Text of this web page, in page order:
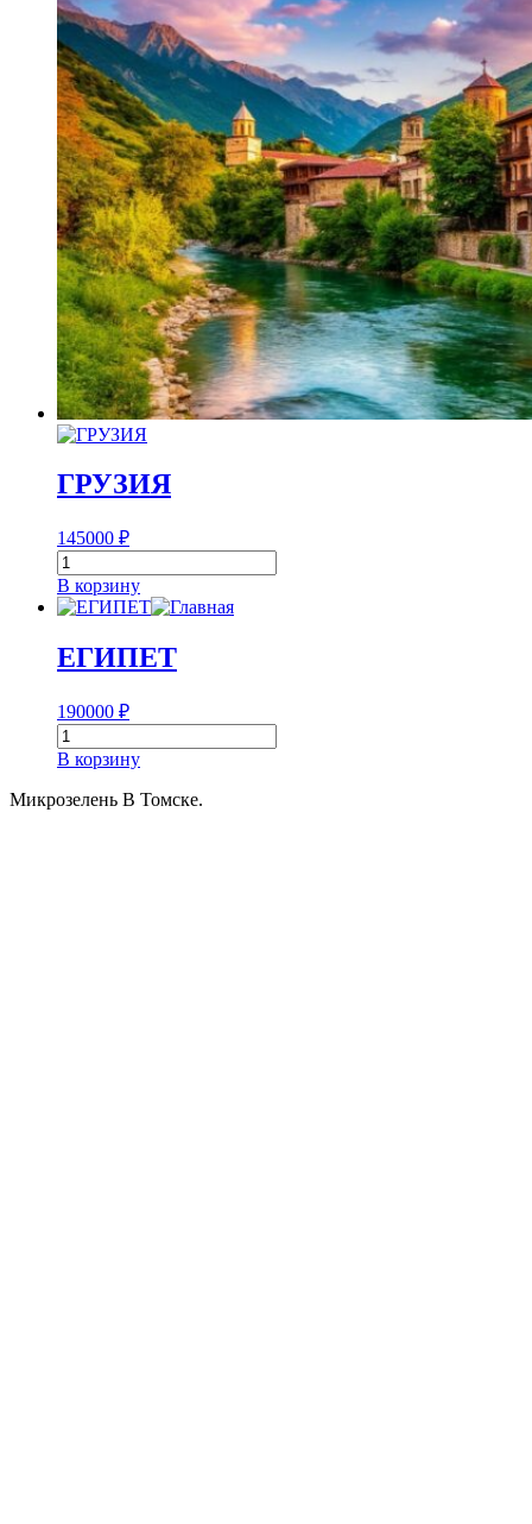
ГРУЗИЯ
145000 ₽
Количество
товара
ГРУЗИЯ
В корзину
ЕГИПЕТ
190000 ₽
Количество
товара
ЕГИПЕТ
В корзину
Микрозелень В Томске.